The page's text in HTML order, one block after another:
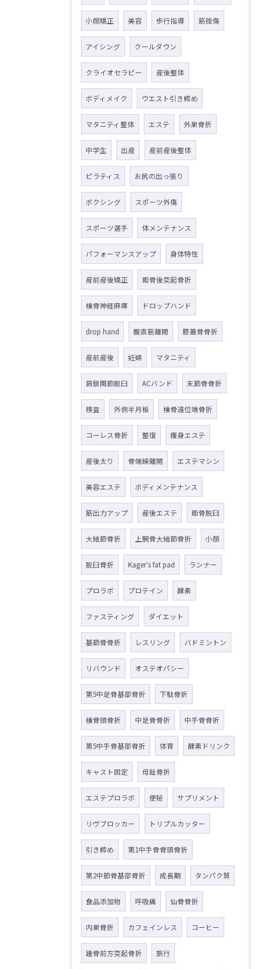
小顔矯正 美容 歩行指導 筋挫傷
アイシング クールダウン
クライオセラピー 産後整体
ボディメイク ウエスト引き締め
マタニティ整体 エステ 外果骨折
中学生 出産 産前産後整体
ピラティス お尻の出っ張り
ボクシング スポーツ外傷
スポーツ選手 体メンテナンス
パフォーマンスアップ 身体特性
産前産後矯正 距骨後突起骨折
橈骨神経麻痺 ドロップハンド
drop hand 腹直筋離開 膝蓋骨骨折
産前産後 妊婦 マタニティ
肩鎖関節脱臼 ACバンド 末節骨骨折
検査 外側半月板 橈骨遠位端骨折
コーレス骨折 整復 痩身エステ
産後太り 骨端線離開 エステマシン
美容エステ ボディメンテナンス
筋出力アップ 産後エステ 距骨脱臼
大結節骨折 上腕骨大結節骨折 小顔
脱臼骨折 Kager‘s fat pad ランナー
プロラボ プロテイン 酵素
ファスティング ダイエット
基節骨骨折 レスリング バドミントン
リバウンド オステオパシー
第5中足骨基部骨折 下駄骨折
橈骨頭骨折 中足骨骨折 中手骨骨折
第5中手骨基部骨折 体育 酵素ドリンク
キャスト固定 母趾骨折
エステプロラボ 便秘 サプリメント
リヴブロッカー トリプルカッター
引き締め 第1中手骨骨頭骨折
第2中節骨基部骨折 成長期 タンパク質
食品添加物 呼吸痛 仙骨骨折
内果骨折 カフェインレス コーヒー
踵骨前方突起骨折 旅行